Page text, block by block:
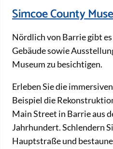
Simcoe County
Nördlich von Barrie gibt
Gebäude sowie
Museum zu besichtigen.
Erleben Sie die
Beispiel die
Main Street in Barrie aus
Jahrhundert. Schlendern
Hauptstraße und